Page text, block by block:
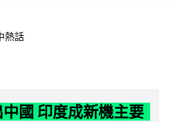
熱話
國 印度成新機主要